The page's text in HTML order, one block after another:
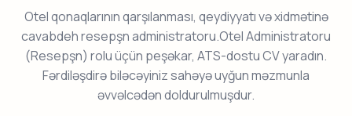
Otel qonaqlarının qarşılanması, qeydiyyatı və xidmətinə
cavabdeh resepşn administratoru.Otel Administratoru
(Resepşn) rolu üçün peşəkar, ATS-dostu CV yaradın.
Fərdiləşdirə biləcəyiniz sahəyə uyğun məzmunla
əvvəlcədən doldurulmuşdur.